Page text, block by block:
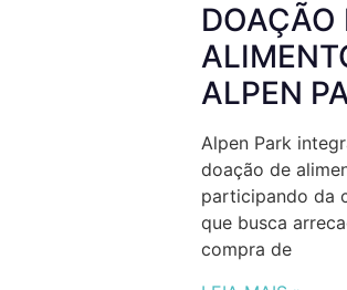
DOAÇÃO
ALPEN
Alpen Park
doação de
participando da
que busca
compra de